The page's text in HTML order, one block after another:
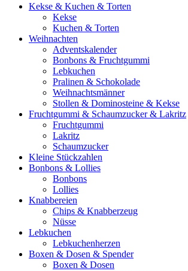
Kekse & Kuchen & Torten
Kekse
Kuchen & Torten
Weihnachten
Adventskalender
Bonbons & Fruchtgummi
Lebkuchen
Pralinen & Schokolade
Weihnachtsmänner
Stollen & Dominosteine & Kekse
Fruchtgummi & Schaumzucker & Lakritz
Fruchtgummi
Lakritz
Schaumzucker
Kleine Stückzahlen
Bonbons & Lollies
Bonbons
Lollies
Knabbereien
Chips & Knabberzeug
Nüsse
Lebkuchen
Lebkuchenherzen
Boxen & Dosen & Spender
Boxen & Dosen